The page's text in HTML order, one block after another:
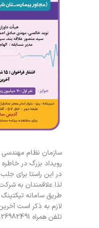
سازمان نظام مهندسی
رویداد بزرگ در
در این راستا برای
طریق سامانه تیکتینگ
تلفن همراه 09126982491) تماس حاصل نمائيد.